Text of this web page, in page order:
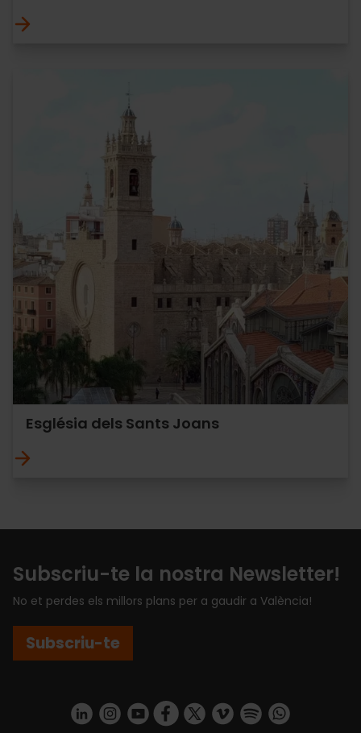
Església dels Sants Joans
Subscriu-te la nostra Newsletter!
No et perdes els millors plans per a gaudir a València!
Subscriu-te
https://www.linkedin.com/company/turismo-valencia/mycompany/
https://www.instagram.com/visit_valencia/
https://www.youtube.com/user/
https://www.facebook.com/
https://twitter.com/
https://vimeo.com/
https://https://api.whatsapp.com/